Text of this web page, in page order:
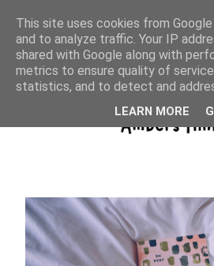
This site uses cookies from
and to analyze traffic. Your IP
shared with Google along with
metrics to ensure quality of
statistics, and to detect and
LEARN MORE